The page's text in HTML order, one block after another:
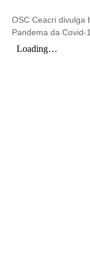
OSC Ceacri divulga
Pandema da Covid-